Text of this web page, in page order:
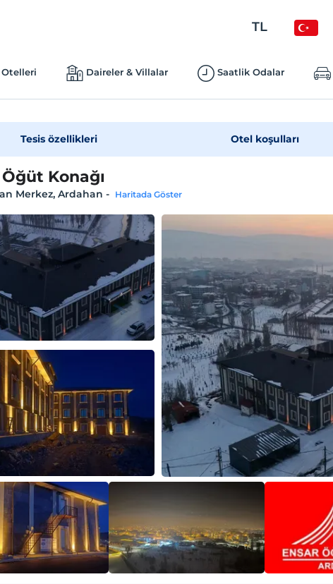
TL
Daireler & Villalar Saatlik Odalar
Tesis özellikleri Otel koşulları
Konağı
Merkez, Ardahan - Haritada Göster